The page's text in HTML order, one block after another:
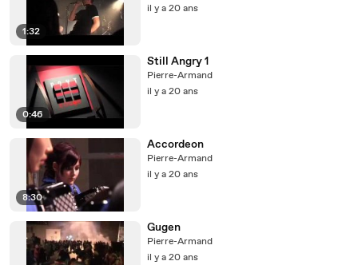
1:32
il y a 20 ans
0:46
Still Angry 1
Pierre-Armand
il y a 20 ans
8:30
Accordeon
Pierre-Armand
il y a 20 ans
Gugen
Pierre-Armand
il y a 20 ans